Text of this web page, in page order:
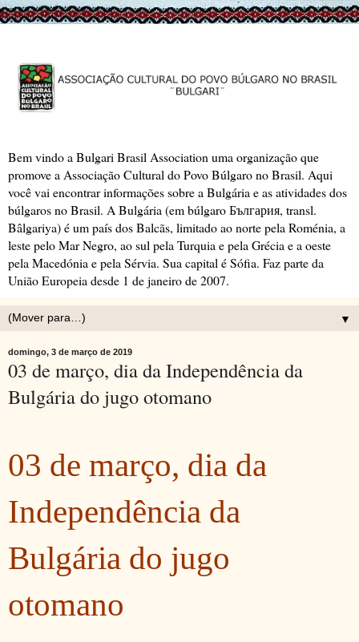
Bem vindo a Bulgari Brasil Association uma organização que
promove a Associação Cultural do Povo Búlgaro no Brasil. Aqui
você vai encontrar informações sobre a Bulgária e as atividades dos
búlgaros no Brasil. A Bulgária (em búlgaro България, transl.
Bâlgariya) é um país dos Balcãs, limitado ao norte pela Roménia, a
leste pelo Mar Negro, ao sul pela Turquia e pela Grécia e a oeste
pela Macedónia e pela Sérvia. Sua capital é Sófia. Faz parte da
União Europeia desde 1 de janeiro de 2007.
▼
domingo, 3 de março de 2019
03 de março, dia da Independência da
Bulgária do jugo otomano
03 de março, dia da
Independência da
Bulgária do jugo
otomano